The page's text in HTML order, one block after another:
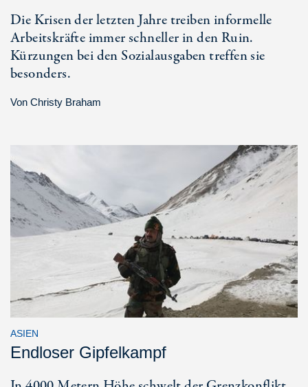
Die Krisen der letzten Jahre treiben informelle
Arbeitskräfte immer schneller in den Ruin.
Kürzungen bei den Sozialausgaben treffen sie
besonders.
Von Christy Braham
ASIEN
Endloser Gipfelkampf